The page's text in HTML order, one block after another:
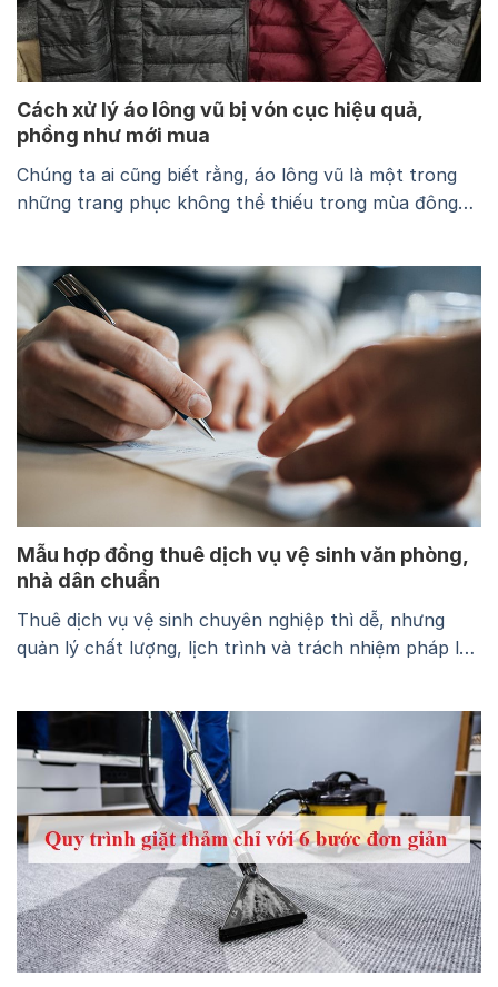
Cách xử lý áo lông vũ bị vón cục hiệu quả,
phồng như mới mua
Chúng ta ai cũng biết rằng, áo lông vũ là một trong
những trang phục không thể thiếu trong mùa đông
bị vón cục, làm mất đi vẻ đẹp và…
Mẫu hợp đồng thuê dịch vụ vệ sinh văn phòng,
nhà dân chuẩn
Thuê dịch vụ vệ sinh chuyên nghiệp thì dễ, nhưng
quản lý chất lượng, lịch trình và trách nhiệm pháp lý
doanh nghiệp và hộ gia đình. Một hợp đồng…